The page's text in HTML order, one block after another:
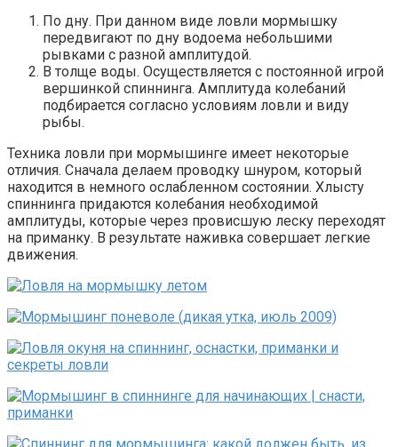
По дну. При данном виде ловли мормышку
передвигают по дну водоема небольшими
рывками с разной амплитудой.
В толще воды. Осуществляется с постоянной игрой
вершинкой спиннинга. Амплитуда колебаний
подбирается согласно условиям ловли и виду
рыбы.
Техника ловли при мормышинге имеет некоторые
отличия. Сначала делаем проводку шнуром, который
находится в немного ослабленном состоянии. Хлысту
спиннинга придаются колебания необходимой
амплитуды, которые через провисшую леску переходят
на приманку. В результате наживка совершает легкие
движения.